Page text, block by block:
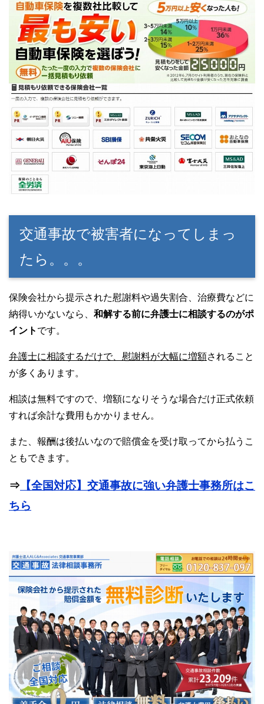
交通事故で被害者になってしまっ
たら。。。
保険会社から提示された慰謝料や過失割合、治療費などに
納得いかないなら、 和解する前に弁護士に相談するのがポ
イント です。
弁護士に相談するだけで、慰謝料が大幅に増額されること
が多くあります。
相談は無料ですので、増額になりそうな場合だけ正式依頼
すれば余計な費用もかかりません。
また、報酬は後払いなので賠償金を受け取ってから払うこ
ともできます。
⇒ 【全国対応】交通事故に強い弁護士事務所はこ
ちら